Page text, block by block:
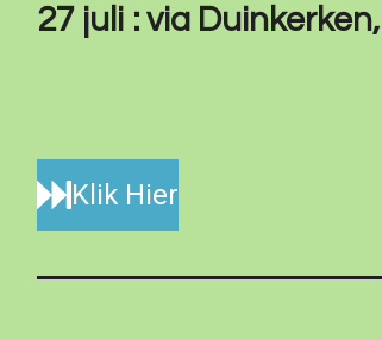
27 juli : via
Klik Hier